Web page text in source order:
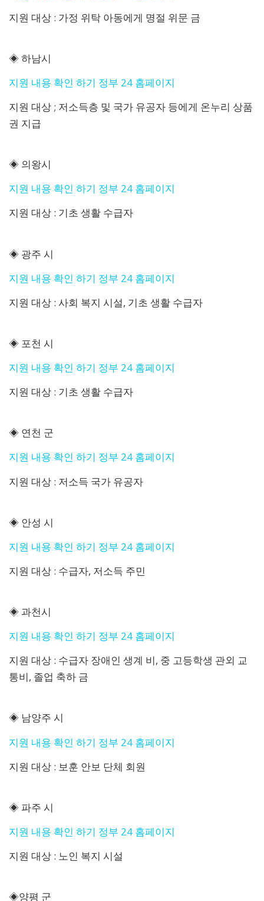
지원 대상 : 가정 위탁 아동에게 명절 위문 금
◈ 하남시
지원 내용 확인 하기 정부 24 홈페이지
지원 대상 ; 저소득층 및 국가 유공자 등에게 온누리 상품
권 지급
◈ 의왕시
지원 내용 확인 하기 정부 24 홈페이지
지원 대상 : 기초 생활 수급자
◈ 광주 시
지원 내용 확인 하기 정부 24 홈페이지
지원 대상 : 사회 복지 시설, 기초 생활 수급자
◈ 포천 시
지원 내용 확인 하기 정부 24 홈페이지
지원 대상 : 기초 생활 수급자
◈ 연천 군
지원 내용 확인 하기 정부 24 홈페이지
지원 대상 : 저소득 국가 유공자
◈ 안성 시
지원 내용 확인 하기 정부 24 홈페이지
지원 대상 : 수급자, 저소득 주민
◈ 과천시
지원 내용 확인 하기 정부 24 홈페이지
지원 대상 : 수급자 장애인 생계 비, 중 고등학생 관외 교
통비, 졸업 축하 금
◈ 남양주 시
지원 내용 확인 하기 정부 24 홈페이지
지원 대상 : 보훈 안보 단체 회원
◈ 파주 시
지원 내용 확인 하기 정부 24 홈페이지
지원 대상 : 노인 복지 시설
◈양평 군